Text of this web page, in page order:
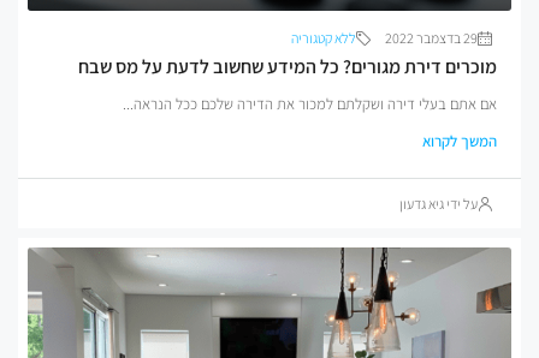
ללא קטגוריה
דירת מגורים? כל המידע שחשוב לדעת על מס שבח
בעלי דירה ושקלתם למכור את הדירה שלכם ככל הנראה...
לקרוא
ידי גיא גדעון